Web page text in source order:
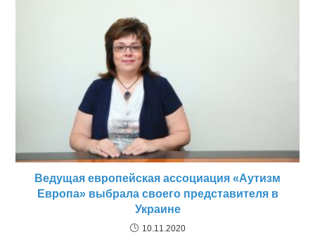
Ведущая европейская ассоциация «Аутизм
Европа» выбрала своего представителя в
Украине
10.11.2020